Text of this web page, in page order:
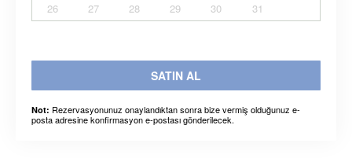
26
27 28 29 30 31
SATIN AL
Not: Rezervasyonunuz onaylandıktan sonra bize vermiş olduğunuz e-
posta adresine konfirmasyon e-postası gönderilecek.